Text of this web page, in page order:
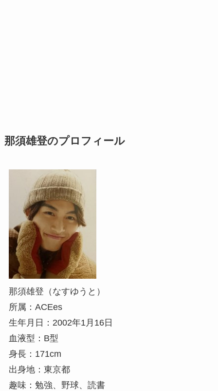
那須雄登のプロフィール
那須雄登（なすゆうと）
所属：ACEes
生年月日：2002年1月16日
血液型：B型
身長：171cm
出身地：東京都
趣味：勉強、野球、読書